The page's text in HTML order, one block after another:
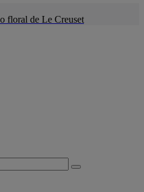
floral de Le Creuset